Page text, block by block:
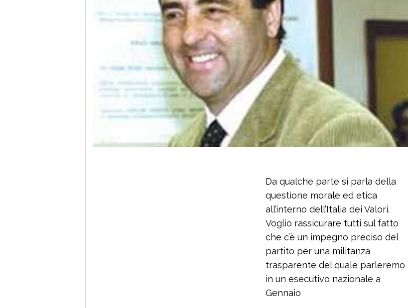
Da qualche parte si parla della
questione morale ed etica
all’interno dell’Italia dei Valori.
Voglio rassicurare tutti sul fatto
che c’è un impegno preciso del
partito per una militanza
trasparente del quale parleremo
in un esecutivo nazionale a
Gennaio